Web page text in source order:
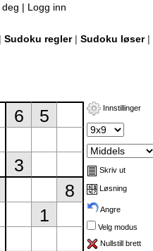
| Logg inn
| Sudoku regler| Sudoku løser|
Innstillinger
Skriv ut
Løsning
Angre
Velg modus
Nullstill brett